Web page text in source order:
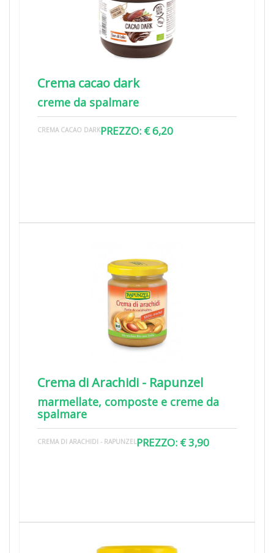
Crema cacao dark
creme da spalmare
CREMA CACAO DARKPREZZO: € 6,20
Crema di Arachidi - Rapunzel
marmellate, composte e creme da
spalmare
CREMA DI ARACHIDI - RAPUNZELPREZZO: € 3,90